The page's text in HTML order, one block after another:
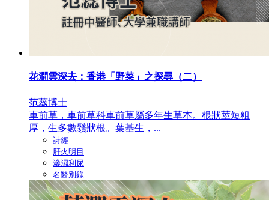
花澗雲深去：香港「野菜」之探尋（二）
范蕊博士
車前草，車前草科車前草屬多年生草本。根狀莖短粗
厚，生多數鬚狀根。葉基生，...
詩經
肝火明目
滲濕利尿
名醫別錄